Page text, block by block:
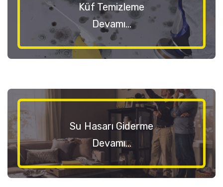
Küf Temizleme
Devamı...
Su Hasarı Giderme
Devamı...